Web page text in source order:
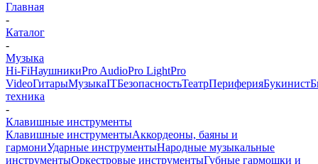
Главная
-
Каталог
-
Музыка
Hi-FiНаушникиPro AudioPro LightPro
VideoГитарыМузыкаITБезопасностьТеатрПериферияБукинист
техника
-
Клавишные инструменты
Клавишные инструментыАккордеоны, баяны и
гармониУдарные инструментыНародные музыкальные
инструментыОркестровые инструментыГубные гармошки и